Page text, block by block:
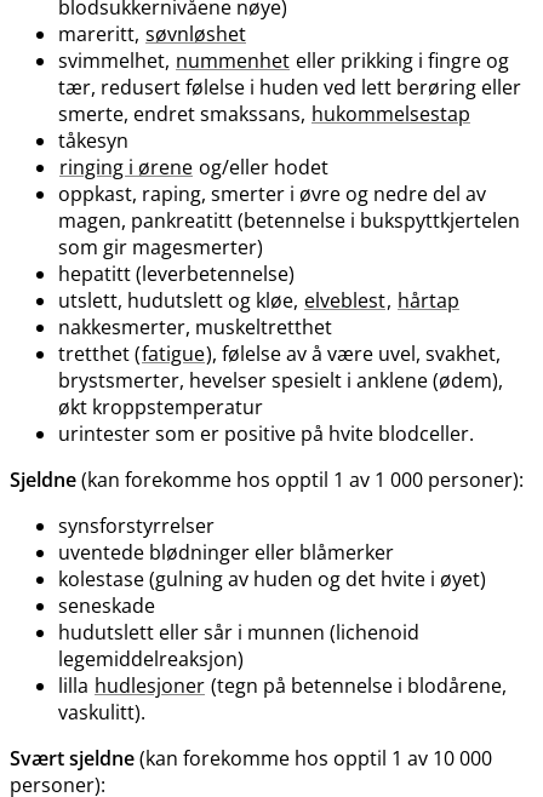
blodsukkernivåene nøye)
mareritt, søvnløshet
svimmelhet, nummenhet eller prikking i fingre og
tær, redusert følelse i huden ved lett berøring eller
smerte, endret smakssans, hukommelsestap
tåkesyn
ringing i ørene og​/​eller hodet
oppkast, raping, smerter i øvre og nedre del av
magen, pankreatitt (betennelse i bukspyttkjertelen
som gir magesmerter)
hepatitt (leverbetennelse)
utslett, hudutslett og kløe, elveblest, hårtap
nakkesmerter, muskeltretthet
tretthet (fatigue), følelse av å være uvel, svakhet,
brystsmerter, hevelser spesielt i anklene (ødem),
økt kroppstemperatur
urintester som er positive på hvite blodceller.
Sjeldne(kan forekomme hos opptil 1 av 1 000 personer):
synsforstyrrelser
uventede blødninger eller blåmerker
kolestase (gulning av huden og det hvite i øyet)
seneskade
hudutslett eller sår i munnen (lichenoid
legemiddelreaksjon)
lilla hudlesjoner (tegn på betennelse i blodårene,
vaskulitt).
Svært sjeldne(kan forekomme hos opptil 1 av 10 000
personer):